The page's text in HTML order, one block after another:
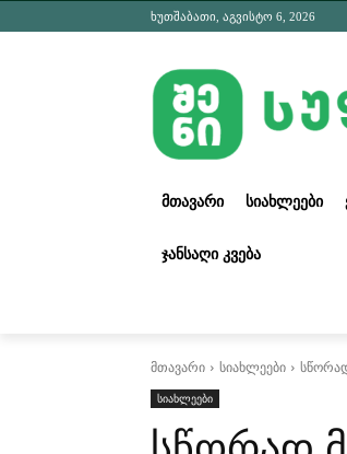
ხუთშაბათი, აგვისტო 6, 2026
ᲛᲗᲐᲕᲐᲠᲘ ᲡᲘᲐᲮᲚᲔᲔᲑᲘ
ᲯᲐᲜᲡᲐᲦᲘ ᲙᲕᲔᲑᲐ
მთავარი სიახლეები
სიახლეები